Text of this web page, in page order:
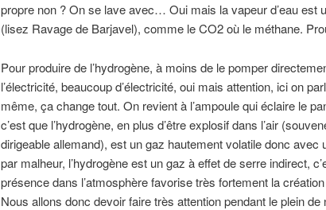
propre non ? On se lave avec… Oui mais la vapeur d’eau est
(lisez Ravage de Barjavel), comme le CO2 où le méthane.
Pour produire de l’hydrogène, à moins de le pomper
l’électricité, beaucoup d’électricité, oui mais attention, ici on
même, ça change tout. On revient à l’ampoule qui éclaire le
c’est que l’hydrogène, en plus d’être explosif dans l’air
dirigeable allemand), est un gaz hautement volatile donc avec
par malheur, l’hydrogène est un gaz à effet de serre indirect,
présence dans l’atmosphère favorise très fortement la
Nous allons donc devoir faire très attention pendant le plein